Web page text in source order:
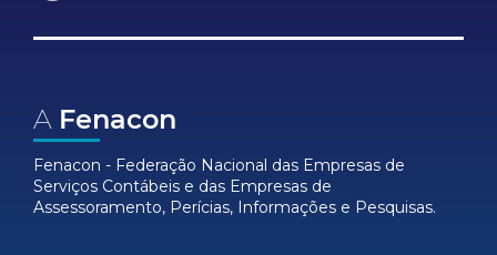
A Fenacon
Fenacon - Federação Nacional das Empresas de
Serviços Contábeis e das Empresas de
Assessoramento, Perícias, Informações e Pesquisas.